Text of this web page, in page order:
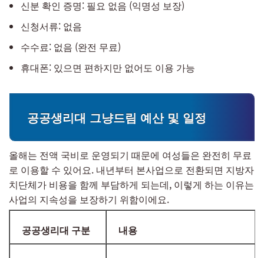
신분 확인 증명: 필요 없음 (익명성 보장)
신청서류: 없음
수수료: 없음 (완전 무료)
휴대폰: 있으면 편하지만 없어도 이용 가능
공공생리대 그냥드림 예산 및 일정
올해는 전액 국비로 운영되기 때문에 여성들은 완전히 무료
로 이용할 수 있어요. 내년부터 본사업으로 전환되면 지방자
치단체가 비용을 함께 부담하게 되는데, 이렇게 하는 이유는
사업의 지속성을 보장하기 위함이에요.
공공생리대 구분 내용